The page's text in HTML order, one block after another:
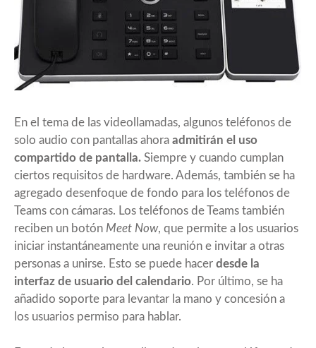
En el tema de las videollamadas, algunos teléfonos de
solo audio con pantallas ahora admitirán el uso
compartido de pantalla. Siempre y cuando cumplan
ciertos requisitos de hardware. Además, también se ha
agregado desenfoque de fondo para los teléfonos de
Teams con cámaras. Los teléfonos de Teams también
reciben un botón Meet Now, que permite a los usuarios
iniciar instantáneamente una reunión e invitar a otras
personas a unirse. Esto se puede hacer desde la
interfaz de usuario del calendario. Por último, se ha
añadido soporte para levantar la mano y concesión a
los usuarios permiso para hablar.